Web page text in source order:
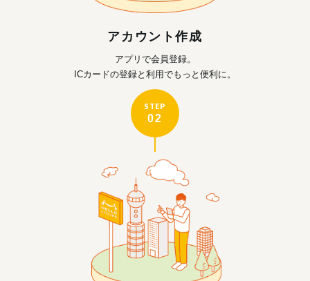
アカウント作成
アプリで会員登録。
ICカードの登録と利用でもっと便利に。
STEP
02